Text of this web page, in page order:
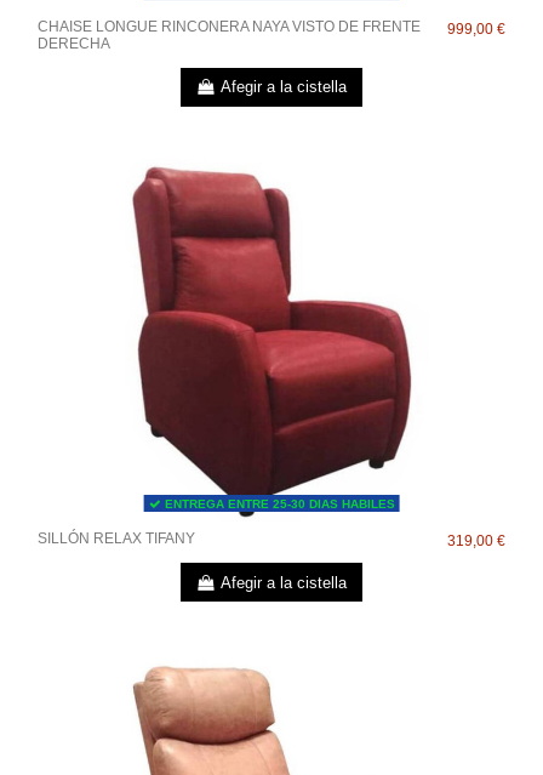
CHAISE LONGUE RINCONERA NAYA VISTO DE FRENTE
DERECHA
999,00 €
Afegir a la cistella
ENTREGA ENTRE 25-30 DIAS HABILES
SILLÓN RELAX TIFANY 319,00 €
Afegir a la cistella